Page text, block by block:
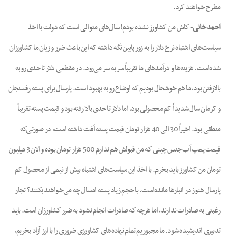
مطرح خواهند کرد.
احمد خانی- کاش من کشاورز نشده بودم! سال‌های متوالی است که دولت با اخذ
سیاست‌های اشتباه نرخ دلار را به زور پایین نگه داشته که این باعث ضرر و زیان ما کشاورزان
شده‌است. هزینه‌ها و درآمدهای ما تقریباً سر به سر می‌رود. در مقطعی دلار تا حدی رو به
بالارفتن بود، ما هم خوشحال بودیم که اوضاع رو به بهبود است. پارسال برای پسته رفسنجان
و کرمان سال شدیداً کم محصولی بود، اما دلار تا حدی بالا رفته بود و قیمت پسته تقریباً
منطقی بود. اخیراً 30 الی 40 هزار تومان قیمت پسته اُفت داشته است، در صورتی‌که
قیمت پمپ آب جنس چینی که من قبولش هم ندارم 500 هزار تومان بوده و الان 3 میلیون
تومان من کشاورز باید بخرم. با اخذ این سیاست‌های اشتباه بیش از نیمی از محصول کم
پارسال هنوز در انبارها مانده‌است. با حجم زیاد پسته امسال چه می‌خواهند بکنند؟ تجار
رغبتی به صادرات ندارند، اما هرچه که صادرات انجام نشود به ضرر کشاورزان است. باید
تدبیری اندیشیده شود. ما مجبوریم تمام نهاده‌های کشاورزی‌ ضروری را با ارز آزاد بخریم،